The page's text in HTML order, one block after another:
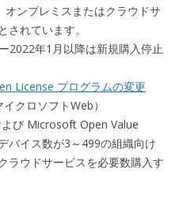
ンプレミスまたはクラウドサ
されています。
2022年1月以降は新規購入停止
License プログラムの変更
イクロソフトWeb）
び Microsoft Open Value
バイス数が3～499の組織向け
ラウドサービスを必要数購入す